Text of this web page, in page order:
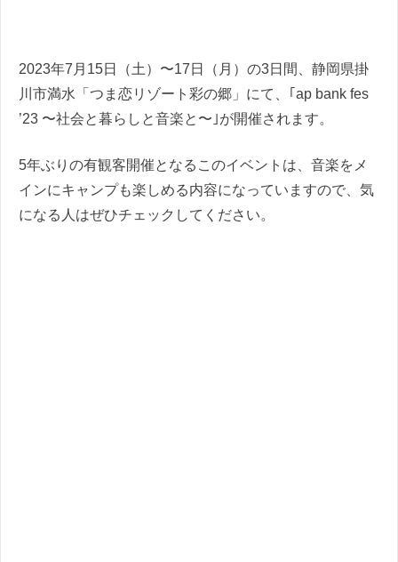
2023年7月15日（土）〜17日（月）の3日間、静岡県掛
川市満水「つま恋リゾート彩の郷」にて、｢ap bank fes
’23 〜社会と暮らしと音楽と〜｣が開催されます。
5年ぶりの有観客開催となるこのイベントは、音楽をメ
インにキャンプも楽しめる内容になっていますので、気
になる人はぜひチェックしてください。